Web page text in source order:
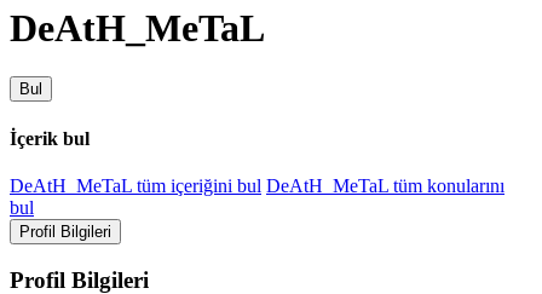
DeAtH_MeTaL
Bul
İçerik bul
DeAtH_MeTaL tüm içeriğini bul DeAtH_MeTaL tüm konularını
bul
Profil Bilgileri
Profil Bilgileri